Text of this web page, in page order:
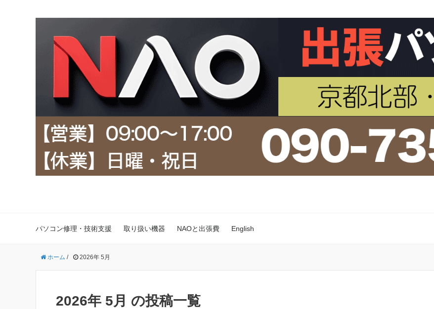
パソコン修理・技術支援 取り扱い機器 NAOと出張費 English
ホーム / 2026年 5月
2026年 5月 の投稿一覧